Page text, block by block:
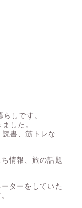
しです。
した。
書、筋トレな
情報、旅の話題
ターをしていた